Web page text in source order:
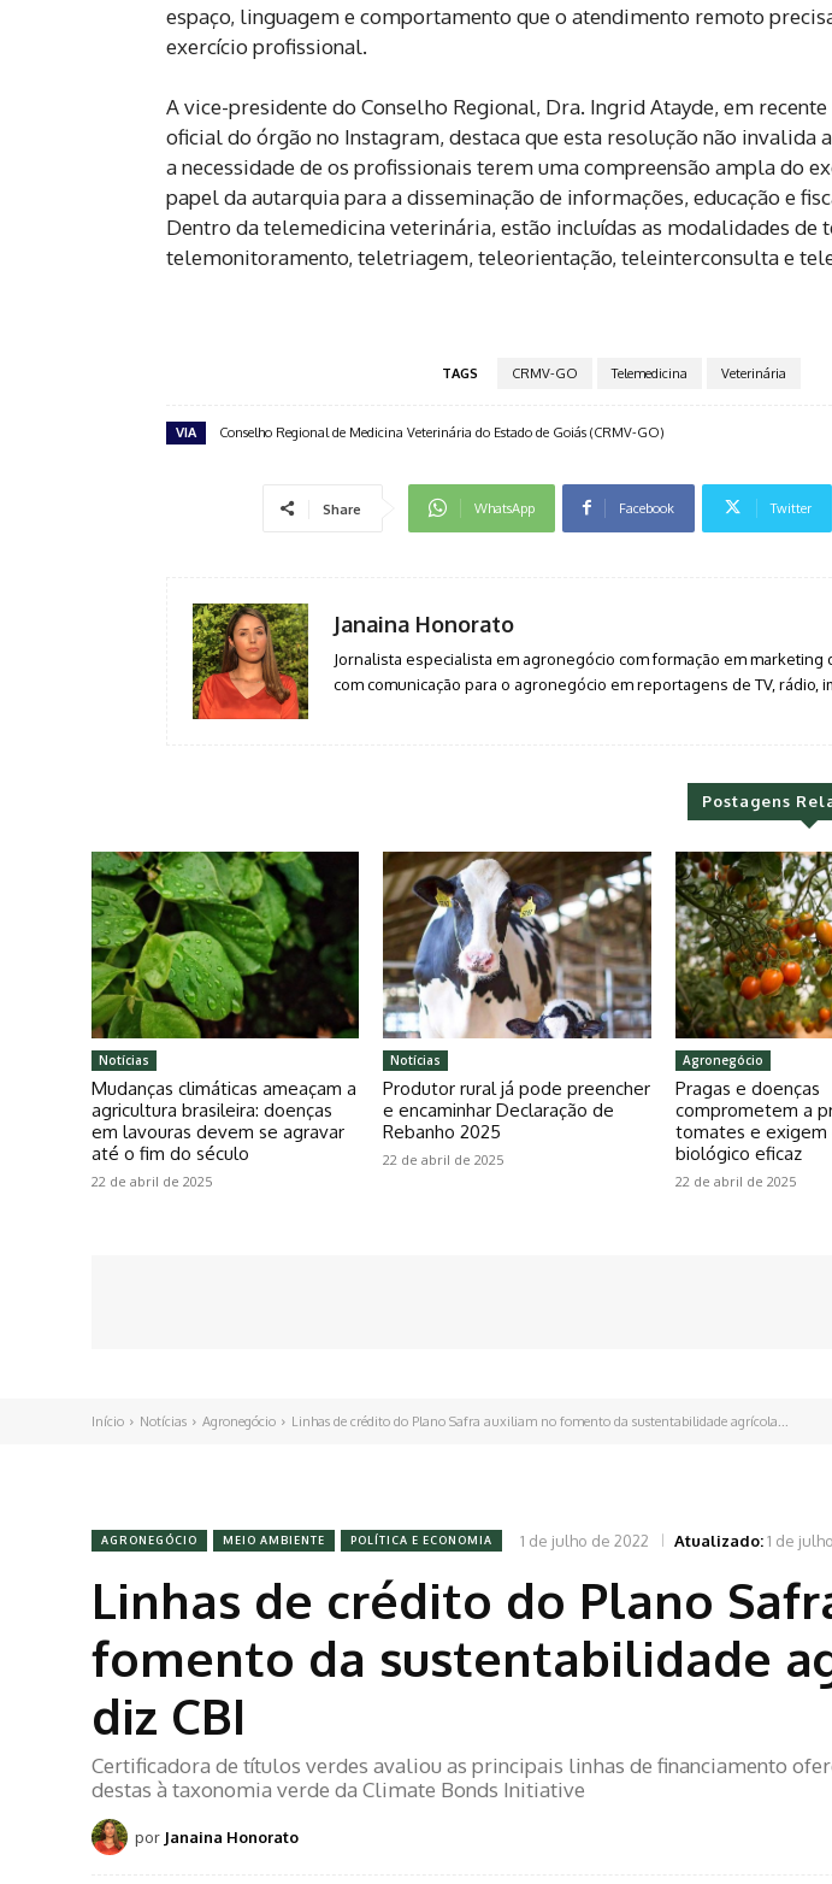
espaço, linguagem e comportamento que o atendimento remoto
exercício profissional.
A vice-presidente do Conselho Regional, Dra. Ingrid Atayde, em
oficial do órgão no Instagram, destaca que esta resolução não invalida
a necessidade de os profissionais terem uma compreensão ampla do
papel da autarquia para a disseminação de informações, educação e
Dentro da telemedicina veterinária, estão incluídas as modalidades de
telemonitoramento, teletriagem, teleorientação, teleinterconsulta e
TAGS CRMV-GO Telemedicina Veterinária
VIA Conselho Regional de Medicina Veterinária do Estado de Goiás (CRMV-GO)
Share WhatsApp Facebook Twitter
Janaina Honorato
Jornalista especialista em agronegócio com formação em marketing
com comunicação para o agronegócio em reportagens de TV, rádio,
Postagens
Notícias
Mudanças climáticas ameaçam a
agricultura brasileira: doenças
em lavouras devem se agravar
até o fim do século
22 de abril de 2025
Notícias
Produtor rural já pode preencher
e encaminhar Declaração de
Rebanho 2025
22 de abril de 2025
Agronegócio
Pragas e doenças
comprometem a
tomates e exigem
biológico eficaz
22 de abril de 2025